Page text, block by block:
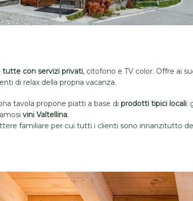
tutte con servizi privati, citofono e TV color. Offre ai
di relax della propria vacanza.
tavola propone piatti a base di prodotti tipici locali:
vini Valtellina.
familiare per cui tutti i clienti sono innanzitutto